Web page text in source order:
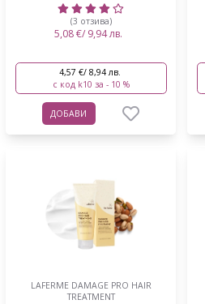
(3 отзива)
5,08 €/ 9,94 лв.
4,57 €/ 8,94 лв.
с код k10 за - 10 %
ДОБАВИ
LAFERME DAMAGE PRO HAIR
TREATMENT